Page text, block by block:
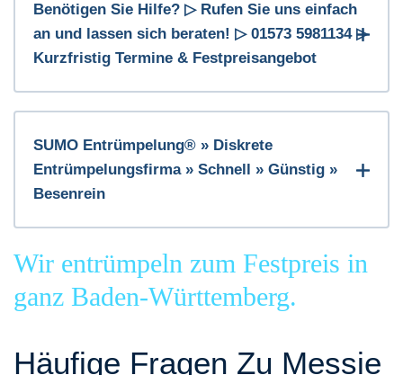
Benötigen Sie Hilfe? ▷ Rufen Sie uns einfach
an und lassen sich beraten! ▷ 01573 5981134 ▷
Kurzfristig Termine & Festpreisangebot
SUMO Entrümpelung® » Diskrete
Entrümpelungsfirma » Schnell » Günstig »
Besenrein
Wir entrümpeln zum Festpreis in
ganz Baden-Württemberg.
Häufige Fragen Zu Messie